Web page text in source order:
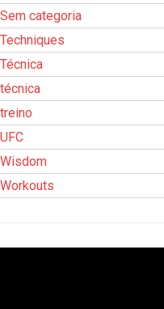
Sem categoria
Techniques
Técnica
técnica
treino
UFC
Wisdom
Workouts